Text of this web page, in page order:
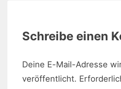
Schreibe einen
Deine E-Mail-Adresse
veröffentlicht.